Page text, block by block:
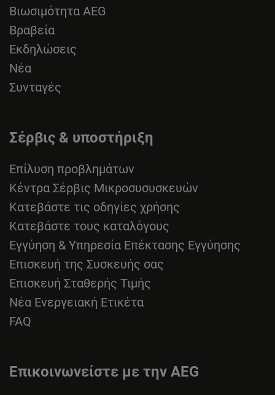
Βιωσιμότητα AEG
Βραβεία
Εκδηλώσεις
Νέα
Συνταγές
Σέρβις & υποστήριξη
Επίλυση προβλημάτων
Κέντρα Σέρβις Μικροσυσυσκευών
Κατεβάστε τις οδηγίες χρήσης
Κατεβάστε τους καταλόγους
Εγγύηση & Υπηρεσία Επέκτασης Εγγύησης
Επισκευή της Συσκευής σας
Επισκευή Σταθερής Τιμής
Νέα Ενεργειακή Ετικέτα
FAQ
Επικοινωνείστε με την AEG